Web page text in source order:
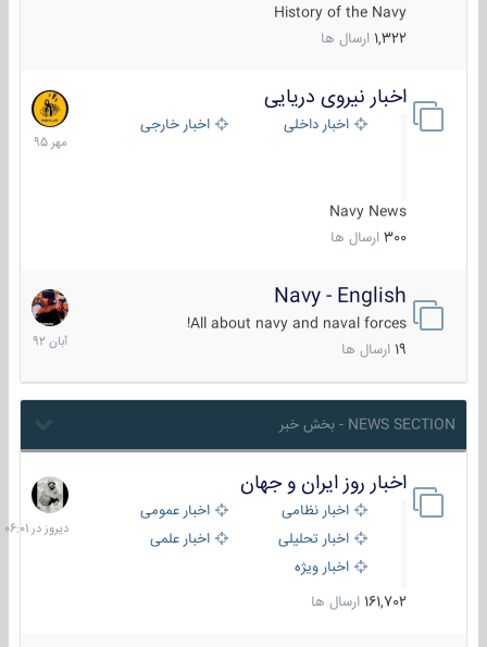
History of the Navy
1,322 ارسال ها
اخبار نیروی دریایی
اخبار داخلی اخبار خارجی
Navy News
300 ارسال ها
27
مهر
1395
Navy - English
All about navy and naval forces!
ارسال ها
22
آبان
1392
NEWS SECTION - بخش خبر
اخبار روز ایران و جهان
اخبار نظامی
اخبار عمومی
اخبار تحلیلی
اخبار علمی
اخبار ویژه
161,702 ارسال ها
دیروز
در
06:01